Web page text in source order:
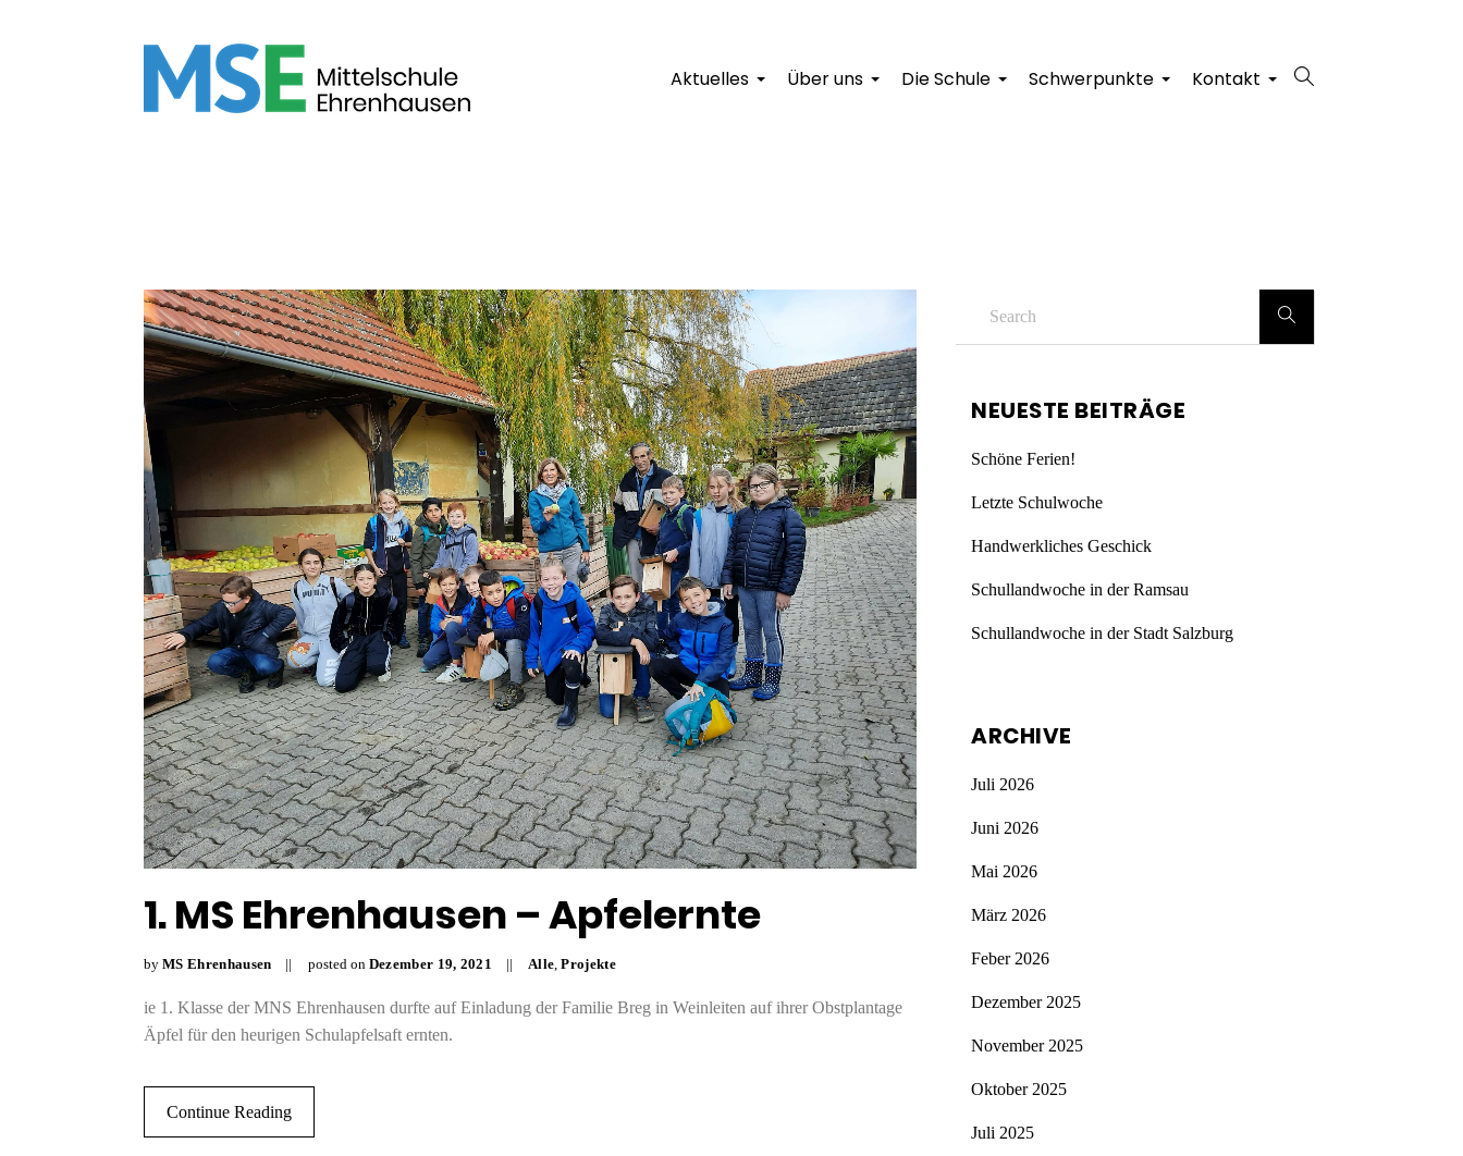
Aktuelles Über uns Die Schule Schwerpunkte Kontakt
1. MS Ehrenhausen – Apfelernte
by MS Ehrenhausen posted on Dezember 19, 2021 Alle,Projekte
ie 1. Klasse der MNS Ehrenhausen durfte auf Einladung der Familie Breg in Weinleiten auf ihrer Obstplantage
Äpfel für den heurigen Schulapfelsaft ernten.
Continue Reading
NEUESTE BEITRÄGE
Schöne Ferien!
Letzte Schulwoche
Handwerkliches Geschick
Schullandwoche in der Ramsau
Schullandwoche in der Stadt Salzburg
ARCHIVE
Juli 2026
Juni 2026
Mai 2026
März 2026
Feber 2026
Dezember 2025
November 2025
Oktober 2025
Juli 2025